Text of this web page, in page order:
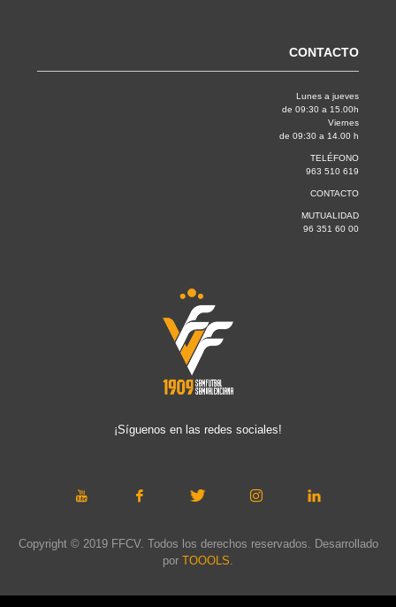
CONTACTO
Lunes a jueves
de 09:30 a 15.00h
Viernes
de 09:30 a 14.00 h
TELÉFONO
963 510 619
CONTACTO
MUTUALIDAD
96 351 60 00
¡Síguenos en las redes sociales!
Copyright © 2019 FFCV. Todos los derechos reservados. Desarrollado
por TOOOLS.